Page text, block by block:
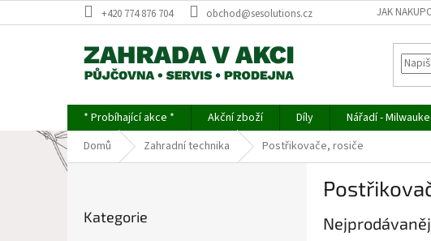
na
+420 774 876 704 obchod@sesolutions.cz JAK
* Probíhající akce * Akční zboží Díly Nářadí -
Domů
Zahradní technika Postřikovače, rosiče
P
kategorie
Kategorie